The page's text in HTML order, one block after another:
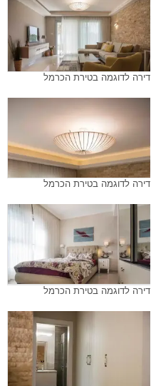
דירה לדוגמה בטירת הכרמל
דירה לדוגמה בטירת הכרמל
דירה לדוגמה בטירת הכרמל